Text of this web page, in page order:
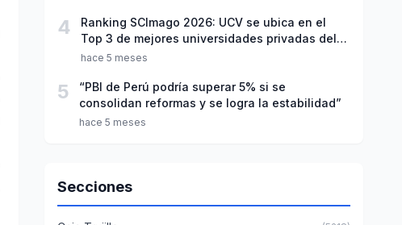
4
Ranking SCImago 2026: UCV se ubica en el
Top 3 de mejores universidades privadas del
Perú
hace 5 meses
5
“PBI de Perú podría superar 5% si se
consolidan reformas y se logra la estabilidad”
hace 5 meses
Secciones